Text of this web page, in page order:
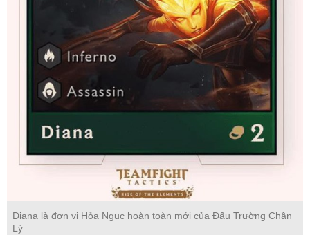
Diana là đơn vị Hỏa Ngục hoàn toàn mới của Đấu Trường Chân
Lý